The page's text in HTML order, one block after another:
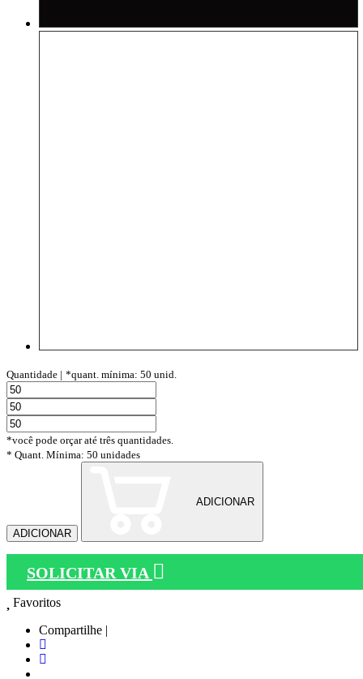
Quantidade | *quant. mínima: 50 unid.
*você pode orçar até três quantidades.
* Quant. Mínima: 50 unidades
ADICIONAR
ADICIONAR
SOLICITAR VIA
Favoritos
Compartilhe |